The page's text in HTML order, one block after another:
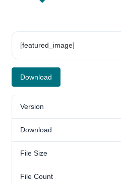
[featured_image]
Download
Version
Download
File Size
File Count